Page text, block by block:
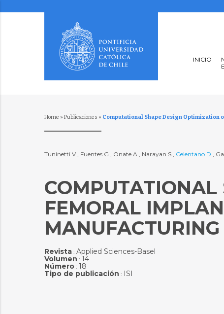
INICIO
Home » Publicaciones » Computational Shape Design
Tuninetti V., Fuentes G., Onate A., Narayan S., Celentano D.,
FEMORAL
MANUFACTURING
Revista: Applied Sciences-Basel
Volumen : 14
Número: 18
Tipo de publicación : ISI